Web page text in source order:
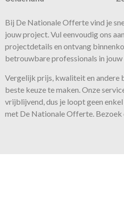
Bij De Nationale Offerte vind je
jouw project. Vul eenvoudig ons
projectdetails en ontvang
betrouwbare professionals in jouw
Vergelijk prijs, kwaliteit en andere
beste keuze te maken. Onze
vrijblijvend, dus je loopt geen
met De Nationale Offerte. Bezoek